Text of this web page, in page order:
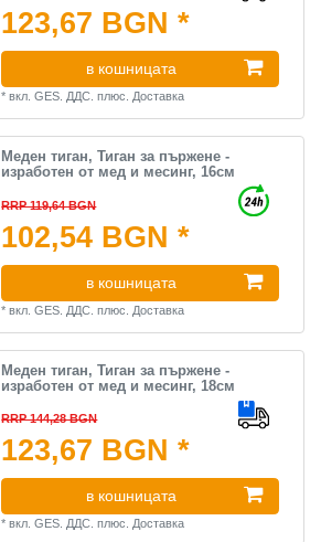
123,67 BGN *
в кошницата
*вкл. GES. ДДС. плюс. Доставка
Меден тиган, Тиган за пържене -
изработен от мед и месинг, 16см
RRP 119,64 BGN
102,54 BGN *
в кошницата
*вкл. GES. ДДС. плюс.Доставка
Меден тиган, Тиган за пържене -
изработен от мед и месинг, 18см
RRP 144,28 BGN
123,67 BGN *
в кошницата
*вкл. GES. ДДС. плюс. Доставка